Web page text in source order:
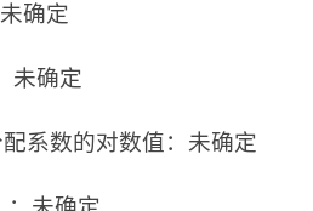
确定
未确定
系数的对数值：未确定